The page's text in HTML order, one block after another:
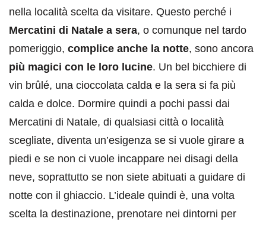
nella località scelta da visitare. Questo perché i
Mercatini di Natale a sera, o comunque nel tardo
pomeriggio, complice anche la notte, sono ancora
più magici con le loro lucine. Un bel bicchiere di
vin brûlé, una cioccolata calda e la sera si fa più
calda e dolce. Dormire quindi a pochi passi dai
Mercatini di Natale, di qualsiasi città o località
scegliate, diventa un’esigenza se si vuole girare a
piedi e se non ci vuole incappare nei disagi della
neve, soprattutto se non siete abituati a guidare di
notte con il ghiaccio. L’ideale quindi è, una volta
scelta la destinazione, prenotare nei dintorni per